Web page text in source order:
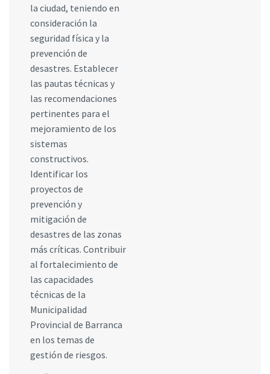
la ciudad, teniendo en
consideración la
seguridad física y la
prevención de
desastres. Establecer
las pautas técnicas y
las recomendaciones
pertinentes para el
mejoramiento de los
sistemas
constructivos.
Identificar los
proyectos de
prevención y
mitigación de
desastres de las zonas
más críticas. Contribuir
al fortalecimiento de
las capacidades
técnicas de la
Municipalidad
Provincial de Barranca
en los temas de
gestión de riesgos.